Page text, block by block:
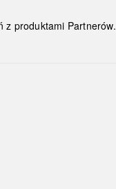
z produktami Partnerów.